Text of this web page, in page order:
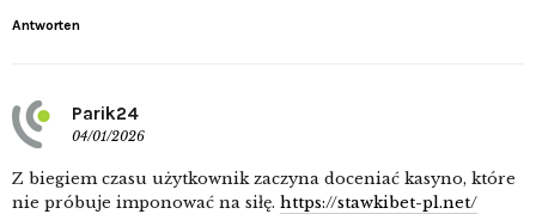
Antworten
Parik24
04/01/2026
Z biegiem czasu użytkownik zaczyna doceniać kasyno, które
nie próbuje imponować na siłę. https://stawkibet-pl.net/